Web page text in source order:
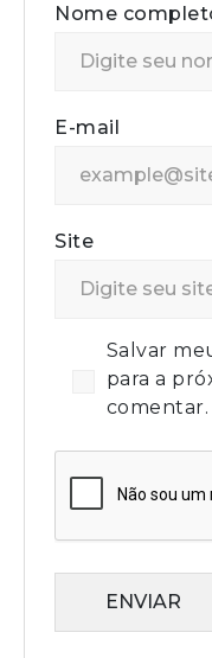
Nome
E-mail
Site
Salvar
para a
comentar.
ENVIAR